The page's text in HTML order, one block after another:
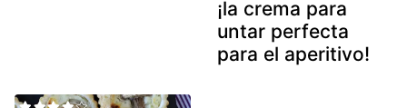
¡la crema para
untar perfecta
para el aperitivo!